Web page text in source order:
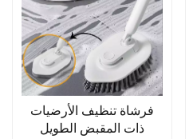
فرشاة تنظيف الأرضيات
ذات المقبض الطويل